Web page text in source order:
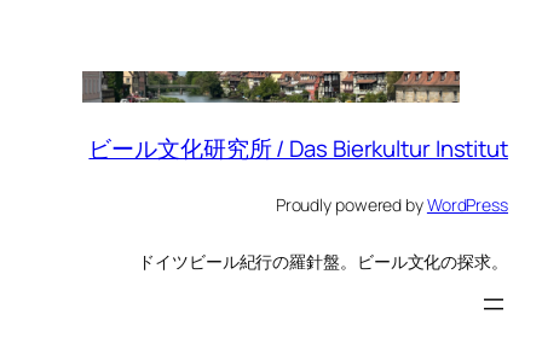
ビール文化研究所 / Das Bierkultur Institut
Proudly powered byWordPress
ドイツビール紀行の羅針盤。ビール文化の探求。